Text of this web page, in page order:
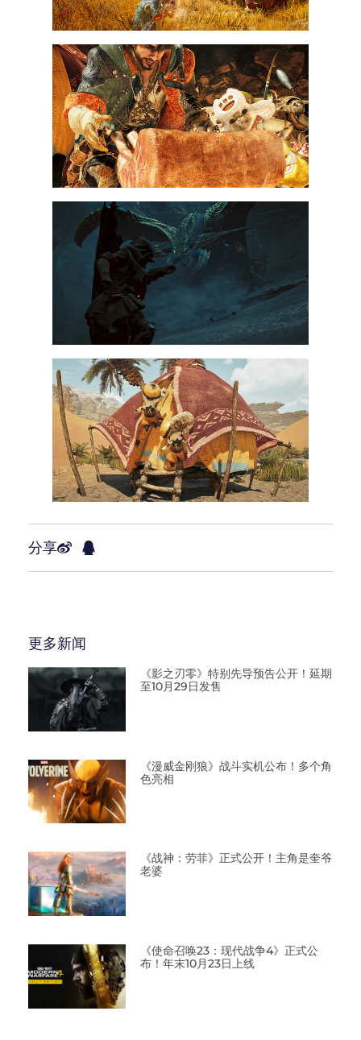
分享
更多新闻
《影之刃零》特别先导预告公开！延期
至10月29日发售
《漫威金刚狼》战斗实机公布！多个角
色亮相
《战神：劳菲》正式公开！主角是奎爷
老婆
《使命召唤23：现代战争4》正式公
布！年末10月23日上线